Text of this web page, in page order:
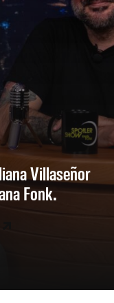
Villaseñor
Fonk.